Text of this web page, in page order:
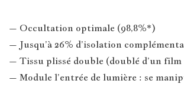
– Occultation optimale (98,8%*)
– Jusqu’à 26% d’isolation
– Tissu plissé double (doublé d’un
– Module l’entrée de lumière : se